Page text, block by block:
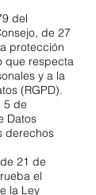
del
de 27
protección
que respecta
y a la
(RGPD).
5 de
Datos
derechos
21 de
el
la Ley